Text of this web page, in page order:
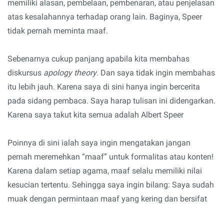
memiliki alasan, pembelaan, pembenaran, atau penjelasan
atas kesalahannya terhadap orang lain. Baginya, Speer
tidak pernah meminta maaf.
Sebenarnya cukup panjang apabila kita membahas
diskursus apology theory. Dan saya tidak ingin membahas
itu lebih jauh. Karena saya di sini hanya ingin bercerita
pada sidang pembaca. Saya harap tulisan ini didengarkan.
Karena saya takut kita semua adalah Albert Speer
Poinnya di sini ialah saya ingin mengatakan jangan
pernah meremehkan “maaf” untuk formalitas atau konten!
Karena dalam setiap agama, maaf selalu memiliki nilai
kesucian tertentu. Sehingga saya ingin bilang: Saya sudah
muak dengan permintaan maaf yang kering dan bersifat